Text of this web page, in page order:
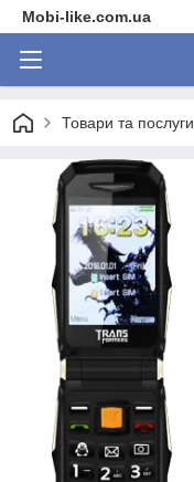
Mobi-like.com.ua
Товари та послуги